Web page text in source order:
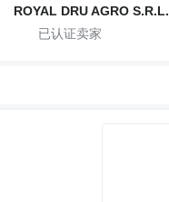
ROYAL DRU AGRO S.R.L.